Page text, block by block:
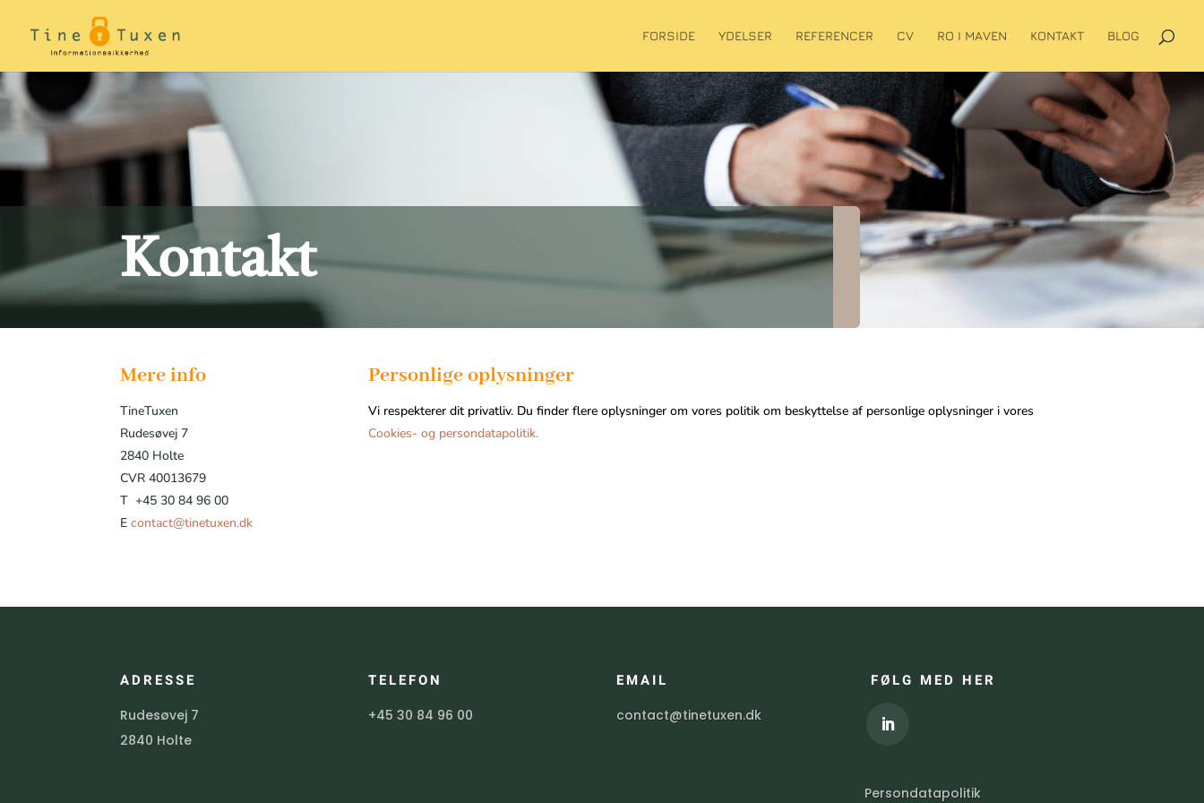
FORSIDE YDELSER REFERENCER CV RO I MAVEN KONTAKT BLOG
Kontakt
Mere info
TineTuxen
Rudesøvej 7
2840 Holte
CVR 40013679
T +45 30 84 96 00
Econtact@tinetuxen.dk
Personlige oplysninger
Vi respekterer dit privatliv. Du finder flere oplysninger om vores politik om beskyttelse af personlige oplysninger i vores
Cookies- og persondatapolitik.
ADRESSE
Rudesøvej 7
2840 Holte
TELEFON
+45 30 84 96 00
EMAIL
contact@tinetuxen.dk
FØLG MED HER
Persondatapolitik